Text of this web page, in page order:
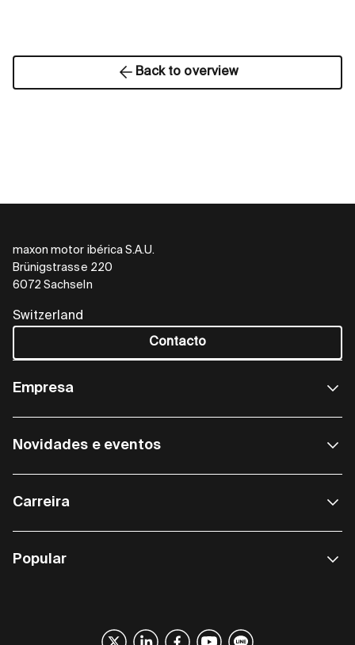
Back to overview
maxon motor ibérica S.A.U.
Brünigstrasse 220
6072 Sachseln
Switzerland
Contacto
Empresa
Novidades e eventos
Carreira
Popular